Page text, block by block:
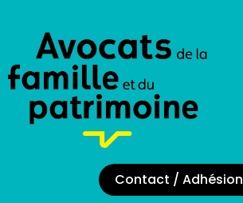
Contact / Adhésion